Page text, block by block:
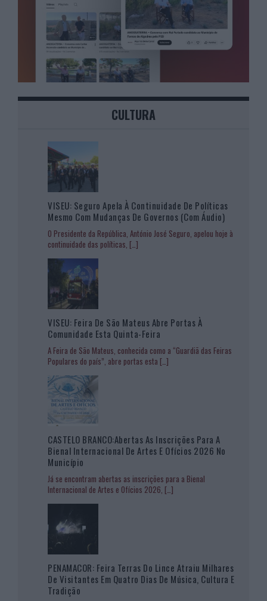
CULTURA
VISEU: Seguro Apela À Continuidade De Políticas
Mesmo Com Mudanças De Governos (com Áudio)
O Presidente da República, António José Seguro, apelou hoje à
continuidade das políticas, […]
VISEU: Feira De São Mateus Abre Portas À
Comunidade Esta Quinta-Feira
A Feira de São Mateus, conhecida como a “Guardiã das Feiras
Populares do país”, abre portas esta […]
CASTELO BRANCO:Abertas As Inscrições Para A
Bienal Internacional De Artes E Ofícios 2026 No
Município
Já se encontram abertas as inscrições para a Bienal
Internacional de Artes e Ofícios 2026, […]
PENAMACOR: Feira Terras Do Lince Atraiu Milhares
De Visitantes Em Quatro Dias De Música, Cultura E
Tradição